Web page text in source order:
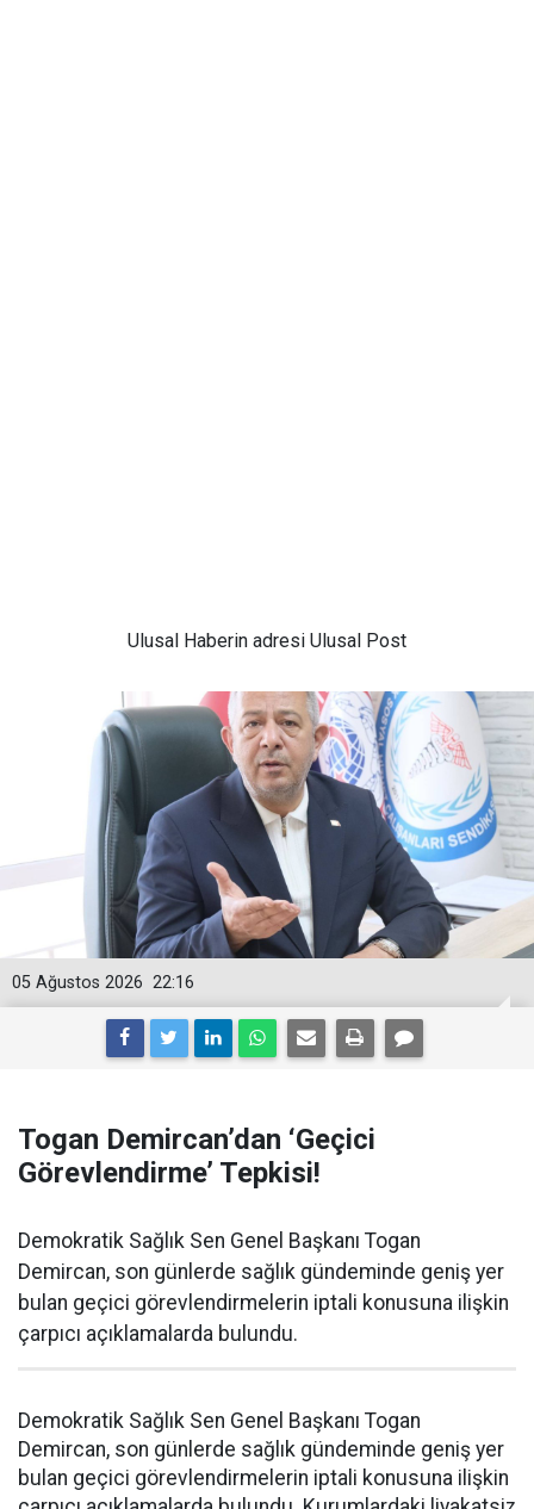
Ulusal Haberin adresi Ulusal Post
22:16
05 Ağustos 2026
Togan Demircan’dan ‘Geçici
Görevlendirme’ Tepkisi!
Demokratik Sağlık Sen Genel Başkanı Togan
Demircan, son günlerde sağlık gündeminde geniş yer
bulan geçici görevlendirmelerin iptali konusuna ilişkin
çarpıcı açıklamalarda bulundu.
Demokratik Sağlık Sen Genel Başkanı Togan
Demircan, son günlerde sağlık gündeminde geniş yer
bulan geçici görevlendirmelerin iptali konusuna ilişkin